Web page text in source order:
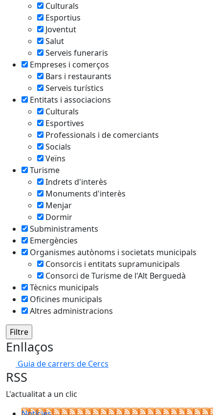
Culturals
Esportius
Joventut
Salut
Serveis funeraris
Empreses i comerços
Bars i restaurants
Serveis turístics
Entitats i associacions
Culturals
Esportives
Professionals i de comerciants
Socials
Veïns
Turisme
Indrets d'interès
Monuments d'interès
Menjar
Dormir
Subministraments
Emergències
Organismes autònoms i societats municipals
Consorcis i entitats supramunicipals
Consorci de Turisme de l'Alt Berguedà
Tècnics municipals
Oficines municipals
Altres administracions
Enllaços
Guia de carrers de Cercs
RSS
L'actualitat a un clic